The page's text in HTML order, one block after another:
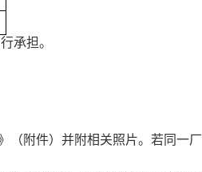
承担。
（附件）并附相关照片。若同一厂